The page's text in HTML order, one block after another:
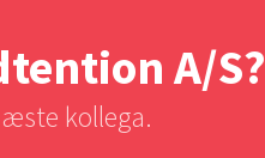
A/S?
kollega.